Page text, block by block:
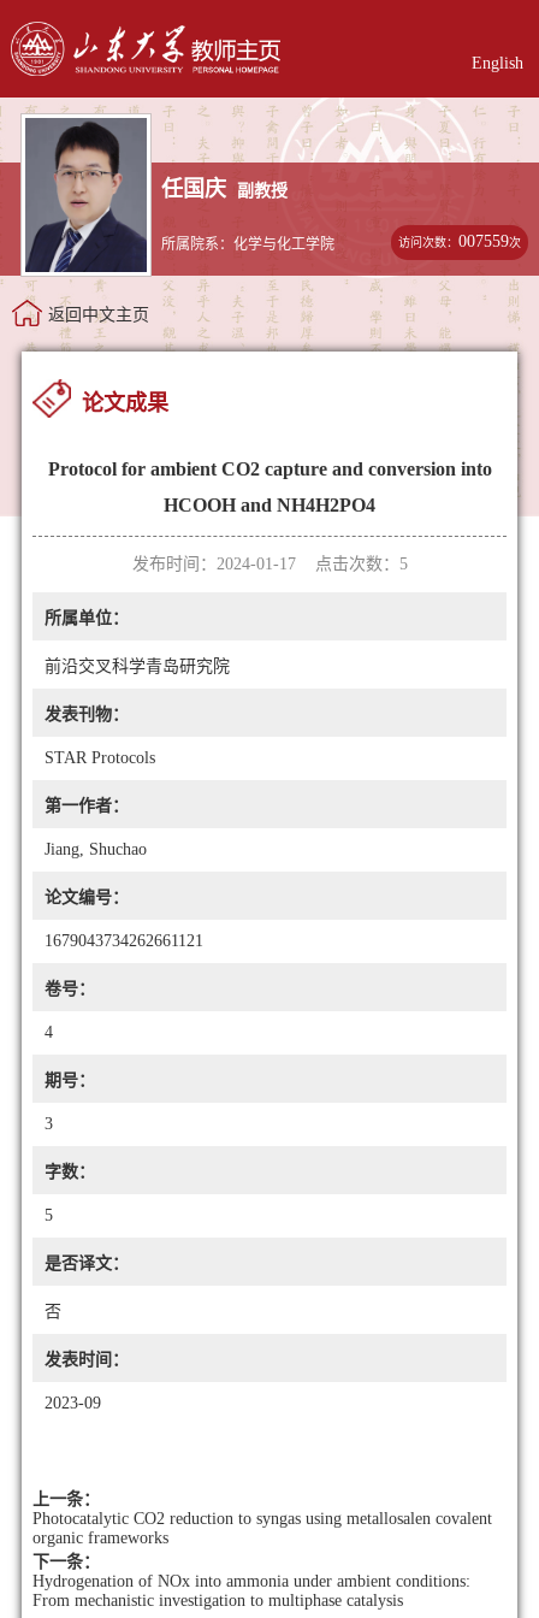
English
任国庆 副教授
所属院系：化学与化工学院 访问次数：007559次
返回中文主页
论文成果
Protocol for ambient CO2 capture and conversion into
HCOOH and NH4H2PO4
发布时间：2024-01-17 点击次数： 5
所属单位：
前沿交叉科学青岛研究院
发表刊物：
STAR Protocols
第一作者：
Jiang, Shuchao
论文编号：
1679043734262661121
卷号：
4
期号：
3
字数：
5
是否译文：
否
发表时间：
2023-09
上一条：
Photocatalytic CO2 reduction to syngas using metallosalen covalent
organic frameworks
下一条：
Hydrogenation of NOx into ammonia under ambient conditions:
From mechanistic investigation to multiphase catalysis